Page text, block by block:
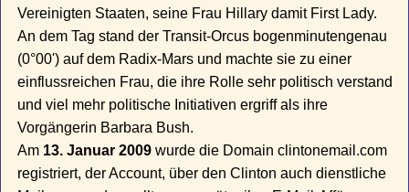
Vereinigten Staaten, seine Frau Hillary damit First Lady.
An dem Tag stand der Transit-Orcus bogenminutengenau
(0°00') auf dem Radix-Mars und machte sie zu einer
einflussreichen Frau, die ihre Rolle sehr politisch verstand
und viel mehr politische Initiativen ergriff als ihre
Vorgängerin Barbara Bush.
Am 13. Januar 2009 wurde die Domain clintonemail.com
registriert, der Account, über den Clinton auch dienstliche